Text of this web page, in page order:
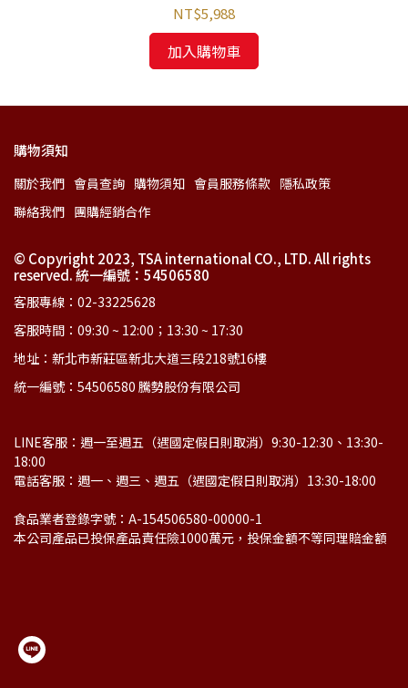
NT$5,988
加入購物車
購物須知
關於我們 會員查詢 購物須知 會員服務條款 隱私政策
聯絡我們 團購經銷合作
© Copyright 2023, TSA international CO., LTD. All rights
reserved. 統一編號：54506580
客服專線：02-33225628
客服時間：09:30 ~ 12:00；13:30 ~ 17:30
地址：新北市新莊區新北大道三段218號16樓
統一編號：54506580 騰勢股份有限公司
LINE客服：週一至週五（遇國定假日則取消）9:30-12:30、13:30-
18:00
電話客服：週一、週三、週五（遇國定假日則取消）13:30-18:00
食品業者登錄字號：A-154506580-00000-1
本公司產品已投保產品責任險1000萬元，投保金額不等同理賠金額